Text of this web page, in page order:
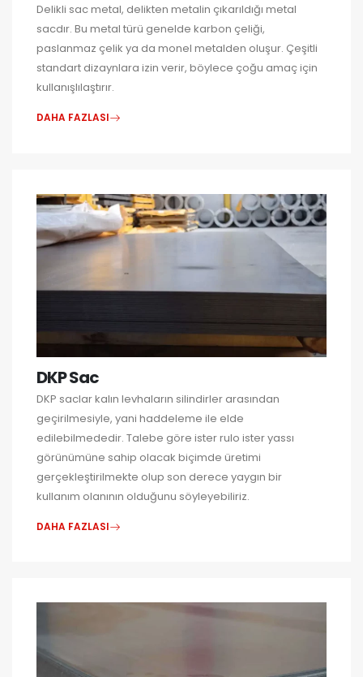
Delikli sac metal, delikten metalin çıkarıldığı metal
sacdır. Bu metal türü genelde karbon çeliği,
paslanmaz çelik ya da monel metalden oluşur. Çeşitli
standart dizaynlara izin verir, böylece çoğu amaç için
kullanışlılaştırır.
DAHA FAZLASI
DKP Sac
DKP saclar kalın levhaların silindirler arasından
geçirilmesiyle, yani haddeleme ile elde
edilebilmededir. Talebe göre ister rulo ister yassı
görünümüne sahip olacak biçimde üretimi
gerçekleştirilmekte olup son derece yaygın bir
kullanım olanının olduğunu söyleyebiliriz.
DAHA FAZLASI